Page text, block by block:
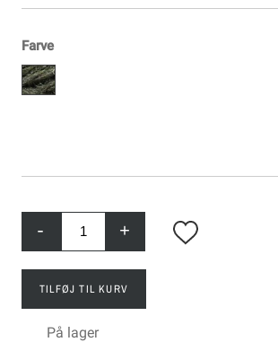
Farve
- +
TILFØJ TIL KURV
På lager